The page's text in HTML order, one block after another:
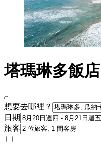
塔瑪琳多飯店
想要去哪裡？
日期
旅客